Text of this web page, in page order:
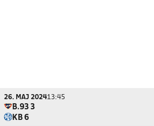
26. MAJ 202413:45
B.93 3
KB 6